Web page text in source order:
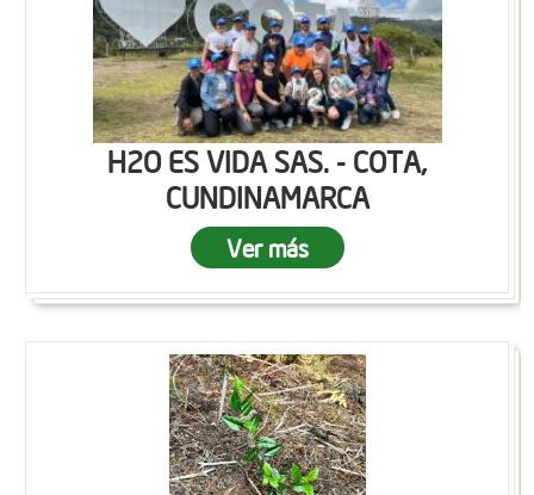
H2O ES VIDA SAS. - COTA,
CUNDINAMARCA
Ver más